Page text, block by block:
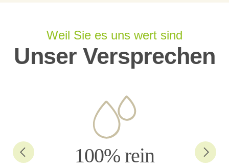
Weil Sie es uns wert sind
Unser Versprechen
100% rein